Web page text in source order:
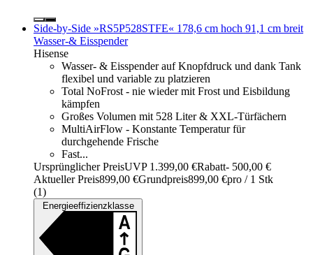
Side-by-Side »RS5P528STFE« 178,6 cm hoch 91,1 cm breit
Wasser-& Eisspender
Hisense
Wasser- & Eisspender auf Knopfdruck und dank Tank
flexibel und variable zu platzieren
Total NoFrost - nie wieder mit Frost und Eisbildung
kämpfen
Großes Volumen mit 528 Liter & XXL-Türfächern
MultiAirFlow - Konstante Temperatur für
durchgehende Frische
Fast...
Ursprünglicher PreisUVP 1.399,00 €Rabatt- 500,00 €
Aktueller Preis899,00 €Grundpreis899,00 €pro / 1 Stk
(1)
Energieeffizienzklasse